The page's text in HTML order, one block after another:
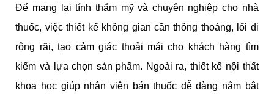
Để mang lại tính thẩm mỹ và chuyên nghiệp cho nhà
thuốc, việc thiết kế không gian cần thông thoáng, lối đi
rộng rãi, tạo cảm giác thoải mái cho khách hàng tìm
kiếm và lựa chọn sản phẩm. Ngoài ra, thiết kế nội thất
khoa học giúp nhân viên bán thuốc dễ dàng nắm bắt